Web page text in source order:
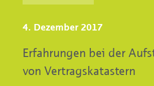
4. Dezember 2017
Erfahrungen bei der
von Vertragskatastern